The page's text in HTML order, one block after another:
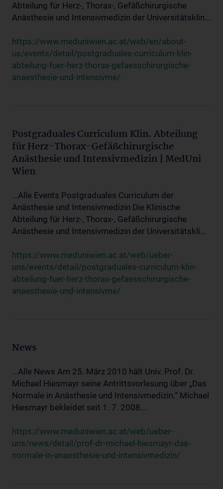
Abteilung für Herz-, Thorax-, Gefäßchirurgische
Anästhesie und Intensivmedizin der Universitätsklin...
https://www.meduniwien.ac.at/web/en/about-
us/events/detail/postgraduales-curriculum-klin-
abteilung-fuer-herz-thorax-gefaesschirurgische-
anaesthesie-und-intensivme/
Postgraduales Curriculum Klin. Abteilung
für Herz-Thorax-Gefäßchirurgische
Anästhesie und Intensivmedizin | MedUni
Wien
...Alle Events Postgraduales Curriculum der
Anästhesie und Intensivmedizin Die Klinische
Abteilung für Herz-, Thorax-, Gefäßchirurgische
Anästhesie und Intensivmedizin der Universitätskli...
https://www.meduniwien.ac.at/web/ueber-
uns/events/detail/postgraduales-curriculum-klin-
abteilung-fuer-herz-thorax-gefaesschirurgische-
anaesthesie-und-intensivme/
News
...Alle News Am 25. März 2010 hält Univ. Prof. Dr.
Michael Hiesmayr seine Antrittsvorlesung über „Das
Normale in Anästhesie und Intensivmedizin.“ Michael
Hiesmayr bekleidet seit 1. 7. 2008...
https://www.meduniwien.ac.at/web/ueber-
uns/news/detail/prof-dr-michael-hiesmayr-das-
normale-in-anaesthesie-und-intensivmedizin/